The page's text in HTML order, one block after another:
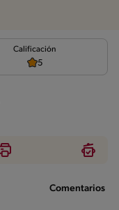
Calificación
5
Comentarios